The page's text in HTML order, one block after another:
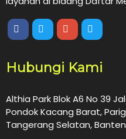
Hubungi Kami
Althia Park Blok A6 No 39
Pondok Kacang Barat,
Tangerang Selatan, Banten